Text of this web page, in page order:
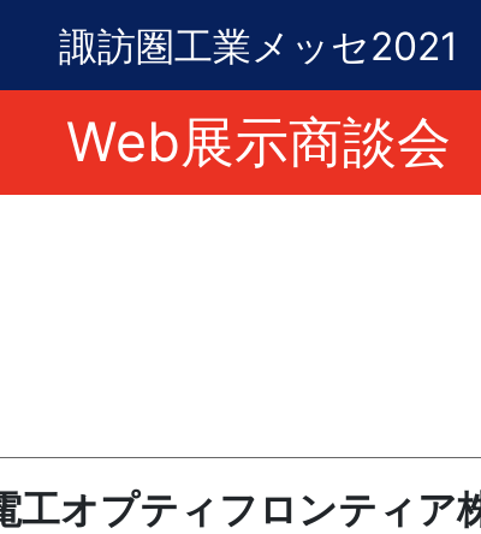
諏訪圏工業メッセ2021
Web展示商談会
工オプティフロンティア